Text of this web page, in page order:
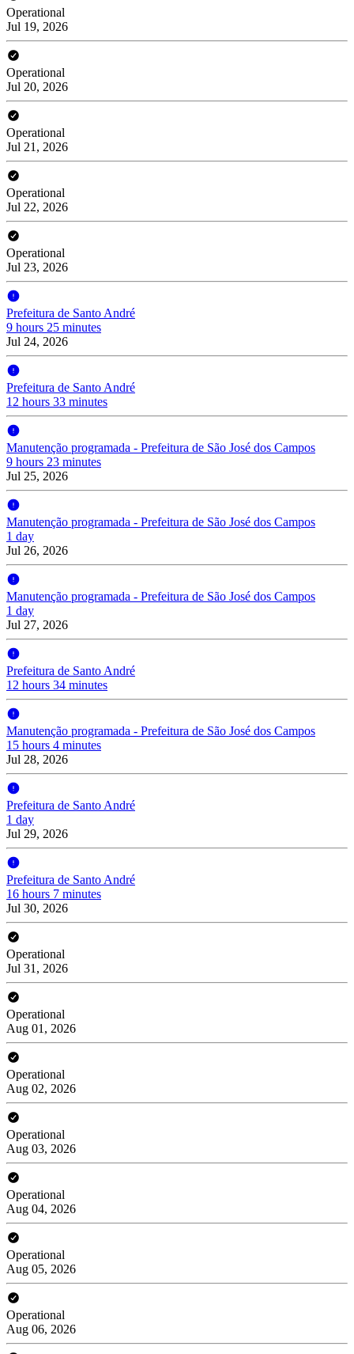
Operational
Jul 19, 2026
Operational
Jul 20, 2026
Operational
Jul 21, 2026
Operational
Jul 22, 2026
Operational
Jul 23, 2026
Prefeitura de Santo André
9 hours 25 minutes
Jul 24, 2026
Prefeitura de Santo André
12 hours 33 minutes
Manutenção programada - Prefeitura de São José dos Campos
9 hours 23 minutes
Jul 25, 2026
Manutenção programada - Prefeitura de São José dos Campos
1 day
Jul 26, 2026
Manutenção programada - Prefeitura de São José dos Campos
1 day
Jul 27, 2026
Prefeitura de Santo André
12 hours 34 minutes
Manutenção programada - Prefeitura de São José dos Campos
15 hours 4 minutes
Jul 28, 2026
Prefeitura de Santo André
1 day
Jul 29, 2026
Prefeitura de Santo André
16 hours 7 minutes
Jul 30, 2026
Operational
Jul 31, 2026
Operational
Aug 01, 2026
Operational
Aug 02, 2026
Operational
Aug 03, 2026
Operational
Aug 04, 2026
Operational
Aug 05, 2026
Operational
Aug 06, 2026